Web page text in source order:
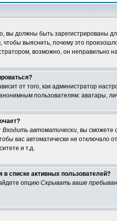
вы должны быть зарегистрированы
выяснить, почему это
возможно, он неправильно
от того, как администратор
пользователям: аватары,
Входить автоматически, вы сможете
вас автоматически не отключало
и т.д.
в списке активных пользователей?
опцию Скрывать ваше